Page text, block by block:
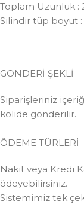
Toplam Uzunluk :
Silindir tüp boyut :
GÖNDERİ ŞEKLİ
Siparişleriniz
kolide gönderilir.
ÖDEME TÜRLERİ
Nakit veya Kredi
ödeyebilirsiniz.
Sistemimiz tek